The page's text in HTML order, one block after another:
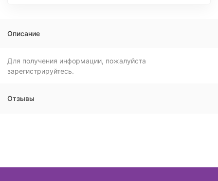
Описание
Для получения информации, пожалуйста
зарегистрируйтесь.
Отзывы